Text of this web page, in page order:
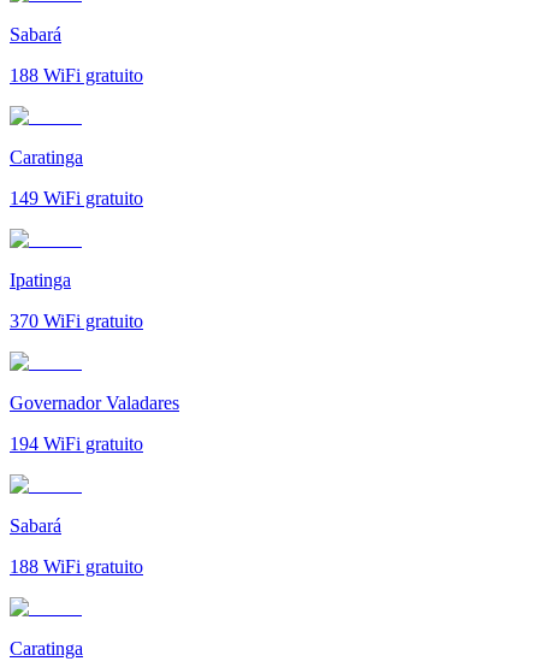
Sabará
188 WiFi gratuito
Caratinga
149 WiFi gratuito
Ipatinga
370 WiFi gratuito
Governador Valadares
194 WiFi gratuito
Sabará
188 WiFi gratuito
Caratinga